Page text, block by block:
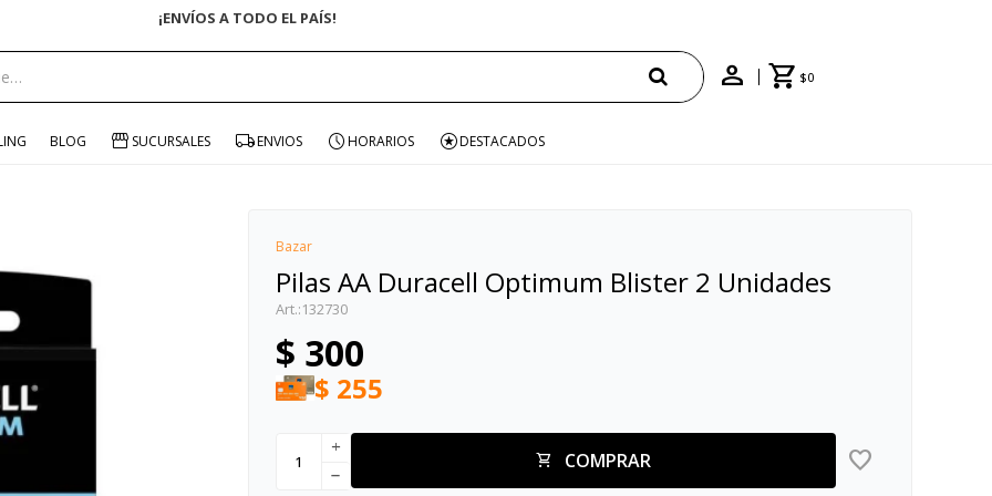
¡ENVÍOS A TODO EL PAÍS!
$0
BLOG SUCURSALES ENVIOS HORARIOS DESTACADOS
Bazar
Pilas AA Duracell Optimum Blister 2 Unidades
132730
$ 300
$ 255
COMPRAR
add
remove